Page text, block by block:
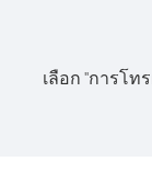
เลือก "การโท